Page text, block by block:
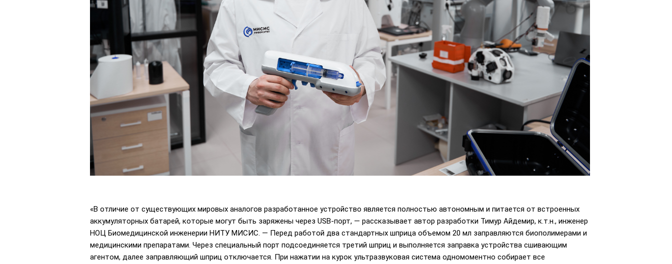
«В отличие от существующих мировых аналогов разработанное устройство является полностью автономным и питается от встроенных
аккумуляторных батарей, которые могут быть заряжены через USB-порт, — рассказывает автор разработки Тимур Айдемир, к.т.н., инженер
НОЦ Биомедицинской инженерии НИТУ МИСИС. — Перед работой два стандартных шприца объемом 20 мл заправляются биополимерами и
медицинскими препаратами. Через специальный порт подсоединяется третий шприц и выполняется заправка устройства сшивающим
агентом, далее заправляющий шприц отключается. При нажатии на курок ультразвуковая система одномоментно собирает все